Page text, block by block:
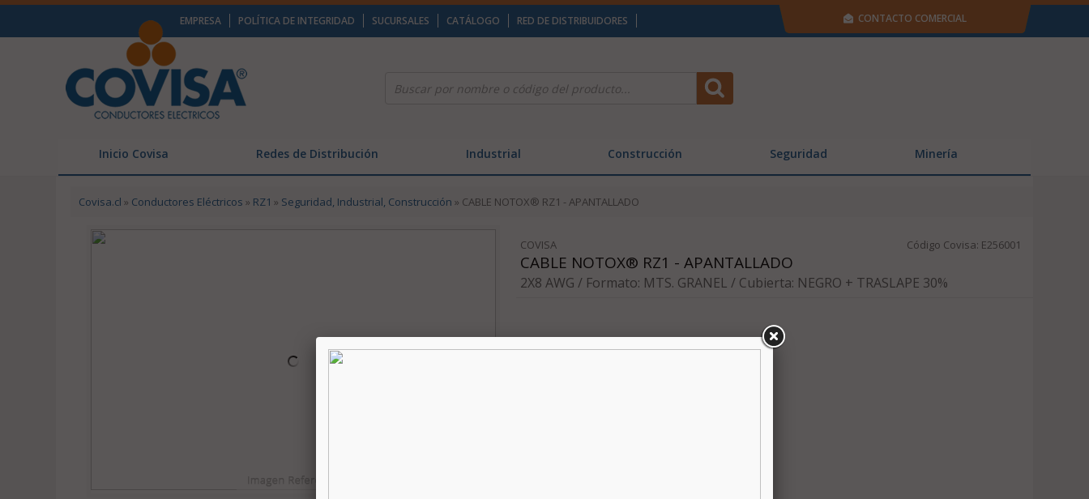
EMPRESA POLÍTICA DE INTEGRIDAD SUCURSALES CATÁLOGO RED DE DISTRIBUIDORES CONTACTO COMERCIAL
Inicio Covisa Redes de Distribución Industrial Construcción Seguridad Minería
Covisa.cl » Conductores Eléctricos » RZ1 » Seguridad, Industrial, Construcción » CABLE NOTOX® RZ1 - APANTALLADO
COVISA Código Covisa: E256001
CABLE NOTOX® RZ1 - APANTALLADO
2X8 AWG / Formato: MTS. GRANEL / Cubierta: NEGRO + TRASLAPE 30%